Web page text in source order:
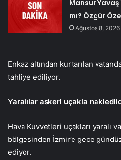
Mansur
mı? Özgür
Ağustos 8, 2026
Enkaz altından kurtarılan
tahliye ediliyor.
Yaralılar askeri uçakla
Hava Kuvvetleri uçakları yaralı
bölgesinden İzmir’e gece
ediyor.